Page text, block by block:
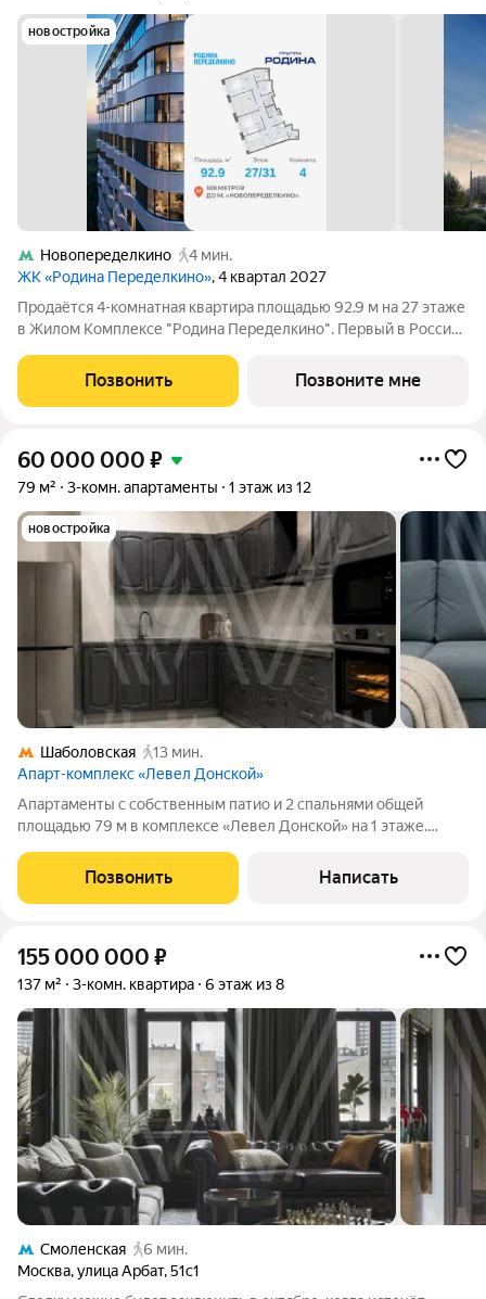
новостройка
Новопеределкино
4 мин.
ЖК «Родина Переделкино», 4 квартал 2027
Продаётся 4-комнатная квартира площадью 92.9 м на 27 этаже
в Жилом Комплексе "Родина Переделкино". Первый в России
квартал бизнес-класса на Западе Москвы на границе с
Ульяновским лесопарком,
Позвонить Позвоните мне
60 000 000 ₽
79 м² 3-комн. апартаменты 1 этаж из 12
новостройка
Шаболовская
13 мин.
Апарт-комплекс «Левел Донской»
Апартаменты с собственным патио и 2 спальнями общей
площадью 79 м в комплексе «Левел Донской» на 1 этаже.
Установлены тёплые полы и три сплит-системы
кондиционирования. Планировка включает
Позвонить Написать
155 000 000 ₽
137 м² 3-комн. квартира 6 этаж из 8
Смоленская
6 мин.
Москва,улица Арбат,51с1